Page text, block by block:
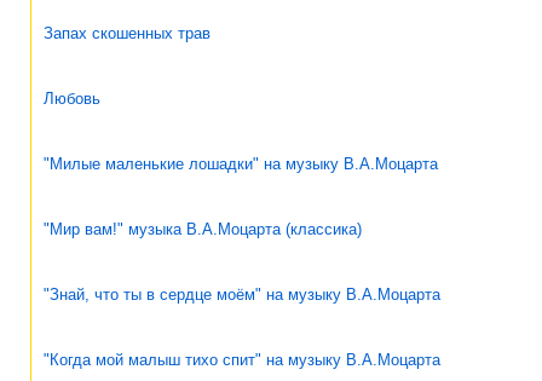
Запах скошенных трав
Любовь
"Милые маленькие лошадки" на музыку В.А.Моцарта
"Мир вам!" музыка В.А.Моцарта (классика)
"Знай, что ты в сердце моём" на музыку В.А.Моцарта
"Когда мой малыш тихо спит" на музыку В.А.Моцарта